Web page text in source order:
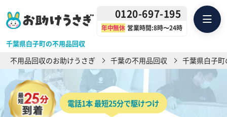
千葉県白子町の不用品回収
0120-697-195
年中無休 営業時間:8時〜24時
不用品回収のお助けうさぎ 千葉の不用品回収 千葉県白子
電話1本 最短25分で駆けつけ